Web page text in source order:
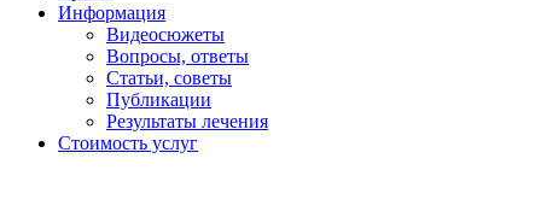
Информация
Видеосюжеты
Вопросы, ответы
Статьи, советы
Публикации
Результаты лечения
Стоимость услуг